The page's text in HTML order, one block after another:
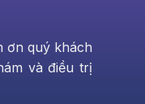
ơn quý khách
và điều trị